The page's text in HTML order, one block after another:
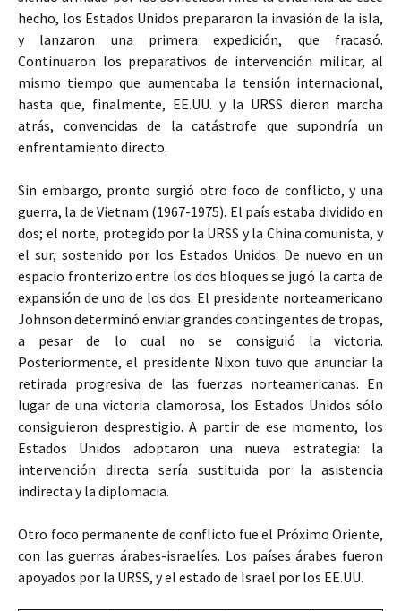
hecho, los Estados Unidos prepararon la invasión de la isla,
y lanzaron una primera expedición, que fracasó.
Continuaron los preparativos de intervención militar, al
mismo tiempo que aumentaba la tensión internacional,
hasta que, finalmente, EE.UU. y la URSS dieron marcha
atrás, convencidas de la catástrofe que supondría un
enfrentamiento directo.
Sin embargo, pronto surgió otro foco de conflicto, y una
guerra, la de Vietnam (1967-1975). El país estaba dividido en
dos; el norte, protegido por la URSS y la China comunista, y
el sur, sostenido por los Estados Unidos. De nuevo en un
espacio fronterizo entre los dos bloques se jugó la carta de
expansión de uno de los dos. El presidente norteamericano
Johnson determinó enviar grandes contingentes de tropas,
a pesar de lo cual no se consiguió la victoria.
Posteriormente, el presidente Nixon tuvo que anunciar la
retirada progresiva de las fuerzas norteamericanas. En
lugar de una victoria clamorosa, los Estados Unidos sólo
consiguieron desprestigio. A partir de ese momento, los
Estados Unidos adoptaron una nueva estrategia: la
intervención directa sería sustituida por la asistencia
indirecta y la diplomacia.
Otro foco permanente de conflicto fue el Próximo Oriente,
con las guerras árabes-israelíes. Los países árabes fueron
apoyados por la URSS, y el estado de Israel por los EE.UU.